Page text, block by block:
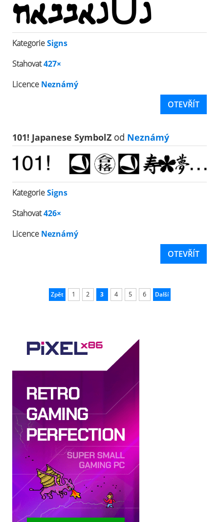
KategorieSigns
Stahovat427×
Licence Neznámý
OTEVŘÍT
101! Japanese SymbolZ od Neznámý
KategorieSigns
Stahovat426×
Licence Neznámý
OTEVŘÍT
Zpět 1 2 3 4 5 6 Další